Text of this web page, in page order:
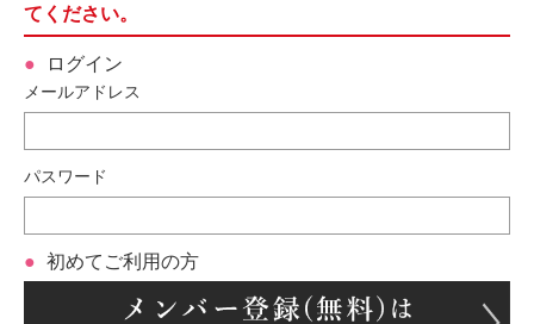
てください。
ログイン
メールアドレス
パスワード
初めてご利用の方